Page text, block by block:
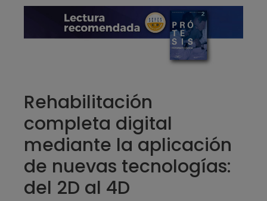
Rehabilitación
completa digital
mediante la aplicación
de nuevas tecnologías:
del 2D al 4D